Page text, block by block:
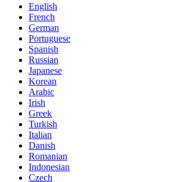
English
French
German
Portuguese
Spanish
Russian
Japanese
Korean
Arabic
Irish
Greek
Turkish
Italian
Danish
Romanian
Indonesian
Czech